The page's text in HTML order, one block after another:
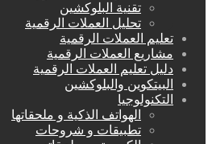
تقنية البلوكشين
تحليل العملات الرقمية
تعليم العملات الرقمية
مشاريع العملات الرقمية
دليل تعليم العملات الرقمية
البيتكوين والبلوكشين
التكنولوجيا
الهواتف الذكية و ملحقاتها
تطبيقات و شروحات